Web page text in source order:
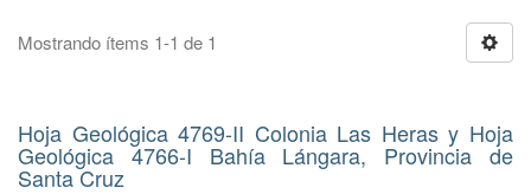
Mostrando ítems 1-1 de 1
Hoja Geológica 4769-II Colonia Las Heras y Hoja
Geológica 4766-I Bahía Lángara, Provincia de
Santa Cruz